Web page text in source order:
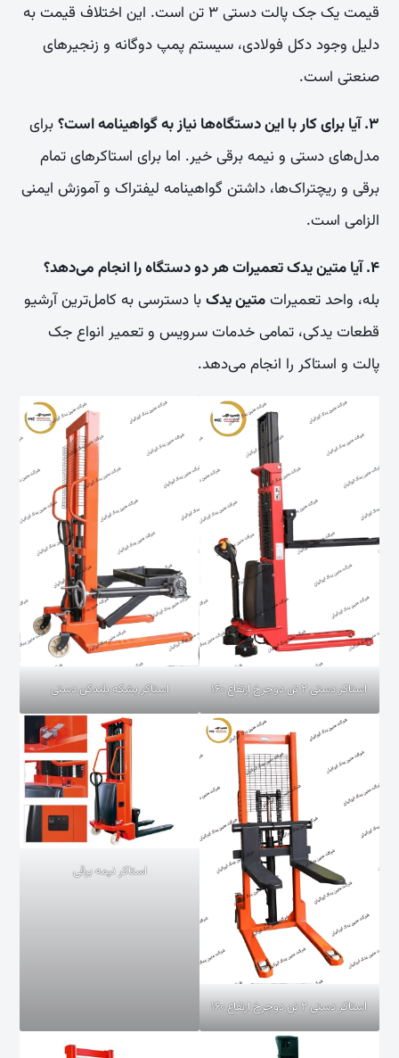
قیمت یک جک پالت دستی ۳ تن است. این اختلاف قیمت به
دلیل وجود دکل فولادی، سیستم پمپ دوگانه و زنجیرهای
صنعتی است.
۳. آیا برای کار با این دستگاه‌ها نیاز به گواهینامه است؟
برای
مدل‌های دستی و نیمه برقی خیر. اما برای استاکرهای تمام
برقی و ریچتراک‌ها، داشتن گواهینامه لیفتراک و آموزش ایمنی
الزامی است.
۴. آیا متین یدک تعمیرات هر دو دستگاه را انجام می‌دهد؟
بله، واحد تعمیراتمتین یدکبا دسترسی به کامل‌ترین آرشیو
قطعات یدکی، تمامی خدمات سرویس و تعمیر انواع جک
پالت و استاکر را انجام می‌دهد.
استاکر دستی ۲ تن دوچرخ ارتفاع ۱۶۰ استاکر بشکه بلندکن دستی
استاکر دستی ۲ تن دوچرخ ارتفاع ۱۶۰
استاکر نیمه برقی